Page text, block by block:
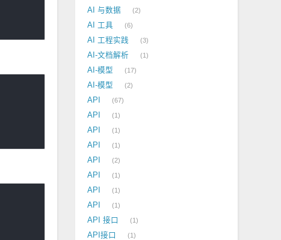
AI 与数据 2
AI 工具 6
AI 工程实践 3
AI-文档解析 1
AI-模型 17
AI-模型 2
API 67
API 1
API 1
API 1
API 2
API 1
API 1
API 1
API 接口 1
API接口 1